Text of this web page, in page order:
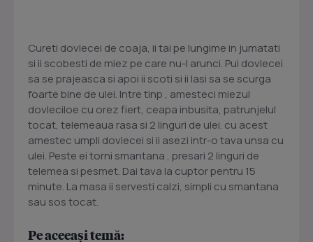
Cureti dovlecei de coaja, ii tai pe lungime in jumatati
si ii scobesti de miez pe care nu-l arunci. Pui dovlecei
sa se prajeasca si apoi ii scoti si ii lasi sa se scurga
foarte bine de ulei. Intre tinp , amesteci miezul
dovleciloe cu orez fiert, ceapa inbusita, patrunjelul
tocat, telemeaua rasa si 2 linguri de ulei. cu acest
amestec umpli dovlecei si ii asezi intr-o tava unsa cu
ulei. Peste ei torni smantana , presari 2 linguri de
telemea si pesmet. Dai tava la cuptor pentru 15
minute. La masa ii servesti calzi, simpli cu smantana
sau sos tocat.
Pe aceeași temă: